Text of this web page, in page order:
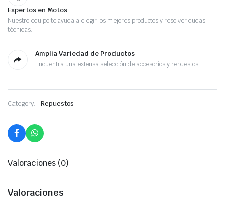
Expertos en Motos
Nuestro equipo te ayuda a elegir los mejores productos y resolver dudas
técnicas.
Amplia Variedad de Productos
Encuentra una extensa selección de accesorios y repuestos.
Category: Repuestos
Valoraciones (0)
Valoraciones